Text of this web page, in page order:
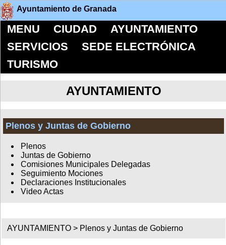
Ayuntamiento de Granada
MENU CIUDAD
AYUNTAMIENTO
SERVICIOS
SEDE ELECTRÓNICA
TURISMO
AYUNTAMIENTO
Plenos y Juntas de Gobierno
Plenos
Juntas de Gobierno
Comisiones Municipales Delegadas
Seguimiento Mociones
Declaraciones Institucionales
Video Actas
AYUNTAMIENTO > Plenos y Juntas de Gobierno